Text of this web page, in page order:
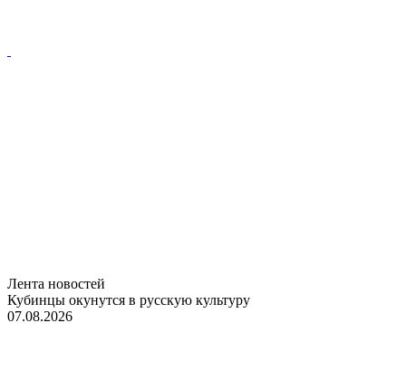
Лента новостей
Кубинцы окунутся в русскую культуру
07.08.2026